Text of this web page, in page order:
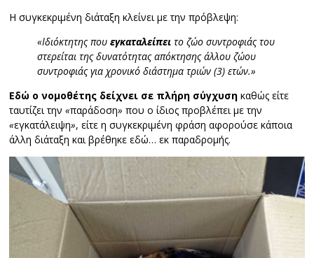
Η συγκεκριμένη διάταξη κλείνει με την πρόβλεψη:
«Ιδιόκτητης πουεγκαταλείπει το ζώο συντροφιάς του
στερείται της δυνατότητας απόκτησης άλλου ζώου
συντροφιάς για χρονικό διάστημα τριών (3) ετών.»
Εδώ ο νομοθέτης δείχνει σε πλήρη σύγχυση καθώς είτε
ταυτίζει την«παράδοση» που ο ίδιος προβλέπει με την
«εγκατάλειψη», είτε η συγκεκριμένη φράση αφορούσε κάποια
άλλη διάταξη και βρέθηκε εδώ… εκ παραδρομής.